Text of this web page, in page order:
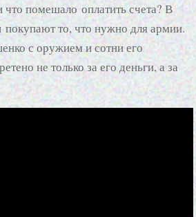
помешало оплатить счета? В
покупают то, что нужно для армии.
с оружием и сотни его
не только за его деньги, а за